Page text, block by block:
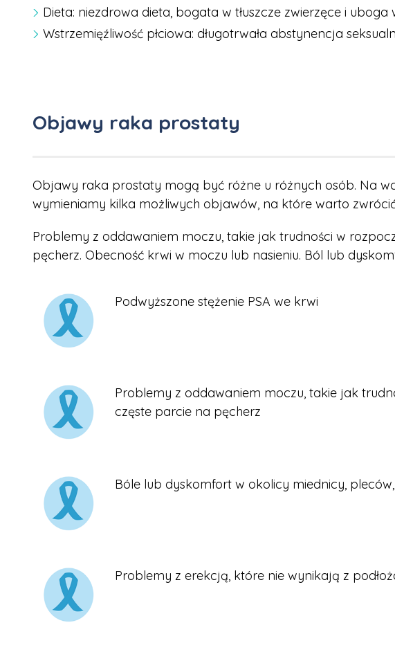
Dieta: niezdrowa dieta, bogata w tłuszcze zwierzęce i uboga
Wstrzemięźliwość płciowa: długotrwała abstynencja
Objawy raka prostaty
Objawy raka prostaty mogą być różne u różnych osób. Na
wymieniamy kilka możliwych objawów, na które warto
Problemy z oddawaniem moczu, takie jak trudności w
pęcherz. Obecność krwi w moczu lub nasieniu. Ból lub
Podwyższone stężenie PSA we krwi
Problemy z oddawaniem moczu, takie jak
częste parcie na pęcherz
Bóle lub dyskomfort w okolicy miednicy,
Problemy z erekcją, które nie wynikają z